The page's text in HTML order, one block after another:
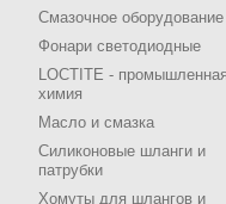
Смазочное оборудование
Фонари светодиодные
LOCTITE - промышленная
химия
Масло и смазка
Силиконовые шланги и
патрубки
Хомуты для шлангов и